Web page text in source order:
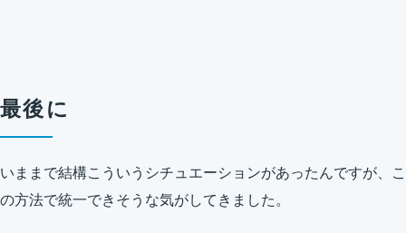
最後に
いままで結構こういうシチュエーションがあったんですが、こ
の方法で統一できそうな気がしてきました。